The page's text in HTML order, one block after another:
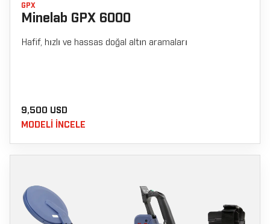
GPX
Minelab GPX 6000
Hafif, hızlı ve hassas doğal altın aramaları
9,500 USD
MODELI INCELE